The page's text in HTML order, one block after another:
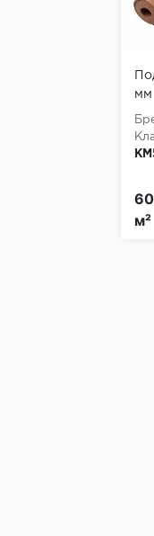
мм
м²